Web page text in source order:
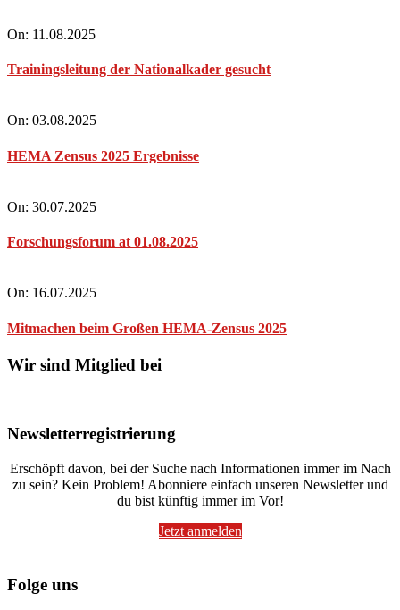
On: 11.08.2025
Trainingsleitung der Nationalkader gesucht
On: 03.08.2025
HEMA Zensus 2025 Ergebnisse
On: 30.07.2025
Forschungsforum at 01.08.2025
On: 16.07.2025
Mitmachen beim Großen HEMA-Zensus 2025
Wir sind Mitglied bei
Newsletterregistrierung
Erschöpft davon, bei der Suche nach Informationen immer im Nach
zu sein? Kein Problem! Abonniere einfach unseren Newsletter und
du bist künftig immer im Vor!
Jetzt anmelden
Folge uns